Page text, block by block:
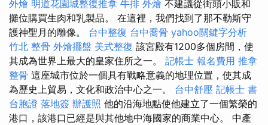
外燴 明道花園城整復推拿 牛排 外燴 不建議從街頭小販和
攤位購買生肉和乳製品。 在這裡，我們找到了那不勒斯守
護神聖月的雕像。 台中整復 台中喬骨 yahoo關鍵字分析
竹北 整骨 外燴擺盤 美式整復 該宮殿有1200多個房間，使
其成為世界上最大的皇家住所之一。 記帳士 報名費用 推拿
整骨 這座城市位於一個具有戰略意義的地理位置，使其成
為歷史上貿易，文化和政治中心之一。 台中舒壓 記帳士 書
台胞證 落地簽 辦護照 他的沿海地點使他建立了一個繁榮的
港口，該港口已經是與其他地中海國家的商業中心。 中產